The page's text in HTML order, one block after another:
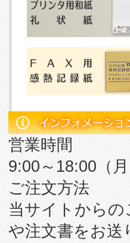
営業時間
9:00～18:00（
ご注文方法
当サイトから
や注文書をお送